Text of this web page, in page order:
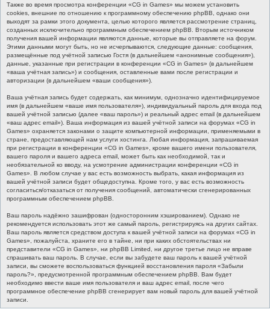
Также во время просмотра конференции «CG in Games» мы можем установить
cookies, внешние по отношению к программному обеспечению phpBB, однако они
выходят за рамки этого документа, целью которого является рассмотрение страниц,
созданных исключительно программным обеспечением phpBB. Вторым источником
получения вашей информации являются данные, которые вы отправляете на форум.
Этими данными могут быть, но не исчерпываются, следующие данные: сообщения,
размещённые под учётной записью Гостя (в дальнейшем «анонимные сообщения»),
данные, указанные при регистрации в конференции «CG in Games» (в дальнейшем
«ваша учётная запись») и сообщения, оставленные вами после регистрации и
авторизации (в дальнейшем «ваши сообщения»).
Ваша учётная запись будет содержать, как минимум, однозначно идентифицируемое
имя (в дальнейшем «ваше имя пользователя»), индивидуальный пароль для входа под
вашей учётной записью (далее «ваш пароль») и реальный адрес email (в дальнейшем
«ваш адрес email»). Ваша информация из вашей учётной записи на форумах «CG in
Games» охраняется законами о защите компьютерной информации, применяемыми в
стране, предоставляющей нам услуги хостинга. Любая информация, запрашиваемая
при регистрации в конференции «CG in Games», кроме вашего имени пользователя,
вашего пароля и вашего адреса email, может быть как необходимой, так и
необязательной ко вводу, на усмотрение администрации конференции «CG in
Games». В любом случае у вас есть возможность выбрать, какая информация из
вашей учётной записи будет общедоступна. Кроме того, у вас есть возможность
согласиться/отказаться от получения сообщений, автоматически сгенерированных
программным обеспечением phpBB.
Ваш пароль надёжно зашифрован (односторонним хэшированием). Однако не
рекомендуется использовать этот же самый пароль, регистрируясь на других сайтах.
Ваш пароль является средством доступа к вашей учётной записи на форумах «CG in
Games», пожалуйста, храните его в тайне, ни при каких обстоятельствах ни
представители «CG in Games», ни phpBB Limited, ни другое третье лицо не вправе
спрашивать ваш пароль. В случае, если вы забудете ваш пароль к вашей учётной
записи, вы сможете воспользоваться функцией восстановления пароля «Забыли
пароль?», предусмотренной программным обеспечением phpBB. Вам будет
необходимо ввести ваше имя пользователя и ваш адрес email, после чего
программное обеспечение phpBB сгенерирует вам новый пароль для вашей учётной
записи.